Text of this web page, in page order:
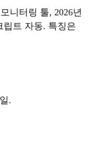
니터링 툴, 2026년
립트 자동. 특징은
.